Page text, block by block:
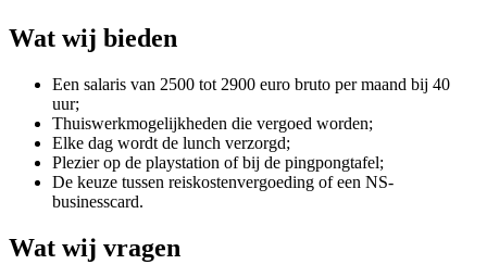
Wat wij bieden
Een salaris van 2500 tot 2900 euro bruto per maand bij 40
uur;
Thuiswerkmogelijkheden die vergoed worden;
Elke dag wordt de lunch verzorgd;
Plezier op de playstation of bij de pingpongtafel;
De keuze tussen reiskostenvergoeding of een NS-
businesscard.
Wat wij vragen